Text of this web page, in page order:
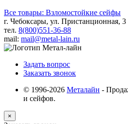
Все товары: Взломостойкие сейфы
г. Чебоксары, ул. Пристанционная, 3
тел. 8(800)551-36-88
mail: mail@metal-lain.ru
Задать вопрос
Заказать звонок
© 1996-2026 Металайн -
и сейфов.
×